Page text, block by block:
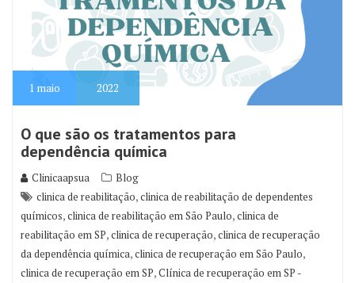
1 maio 2022
O que são os tratamentos para
dependência química
Clinicaapsua
Blog
clinica de reabilitação,clinica de reabilitação de dependentes
químicos,clinica de reabilitação em São Paulo,clinica de
reabilitação em SP,clinica de recuperação,clinica de recuperação
da dependência química,clinica de recuperação em São Paulo,
clinica de recuperação em SP,Clínica de recuperação em SP -